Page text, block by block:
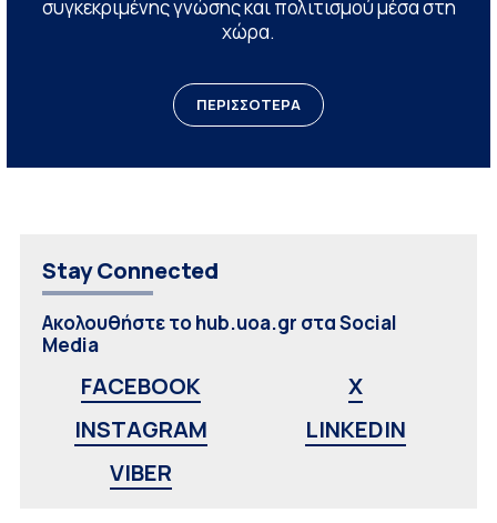
συγκεκριμένης γνώσης και πολιτισμού μέσα στη
χώρα.
ΠΕΡΙΣΣΟΤΕΡΑ
Stay Connected
Ακολουθήστε το hub.uoa.gr στα Social
Media
FACEBOOK
X
INSTAGRAM
LINKEDIN
VIBER